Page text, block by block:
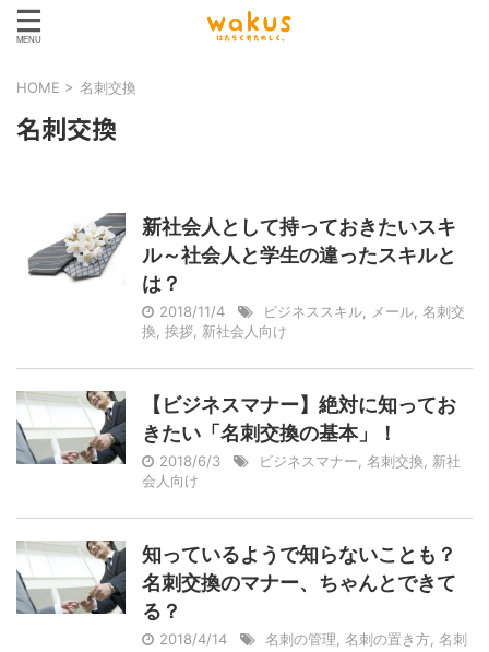
HOME > 名刺交換
名刺交換
新社会人として持っておきたいスキ
ル～社会人と学生の違ったスキルと
は？
2018/11/4 ビジネススキル メール 名刺交
換 挨拶 新社会人向け
【ビジネスマナー】絶対に知ってお
きたい「名刺交換の基本」！
2018/6/3 ビジネスマナー 名刺交換
新社
会人向け
知っているようで知らないことも？
名刺交換のマナー、ちゃんとできて
る？
2018/4/14 名刺の管理 名刺の置き方 名刺